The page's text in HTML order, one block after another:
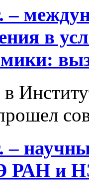
–
в
–
РАН и